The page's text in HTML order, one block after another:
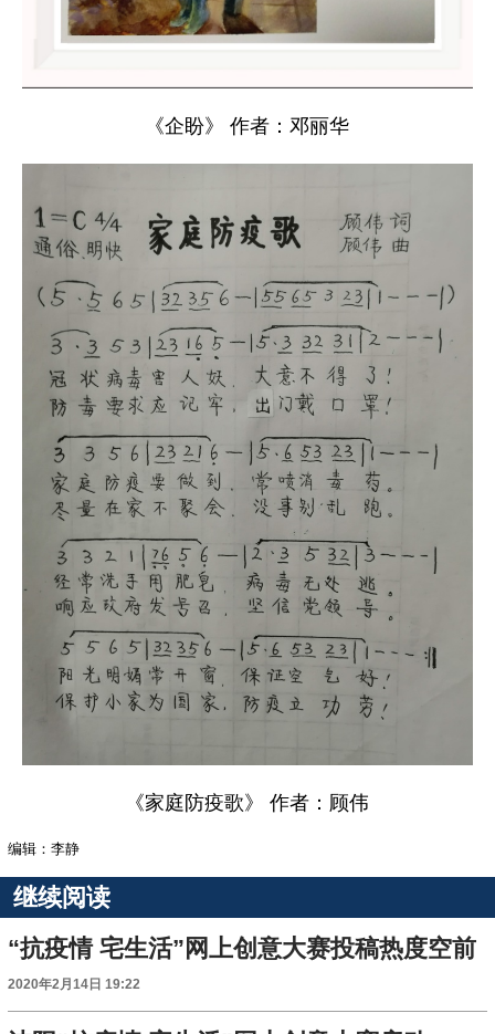
《企盼》 作者：邓丽华
《家庭防疫歌》 作者：顾伟
编辑：李静
继续阅读
“抗疫情 宅生活”网上创意大赛投稿热度空前
2020年2月14日 19:22